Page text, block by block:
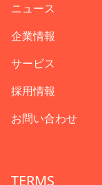
ニュース
企業情報
サービス
採用情報
お問い合わせ
TERMS